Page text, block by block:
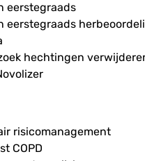
eerstegraads
eerstegraads
hechtingen
risicomanagement
COPD